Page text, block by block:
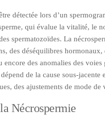
détectée lors d’un
qui évalue la vitalité, le
spermatozoïdes. La
des déséquilibres hormonaux,
des anomalies des voies
de la cause sous-jacente
des ajustements de mode de
Nécrospermie